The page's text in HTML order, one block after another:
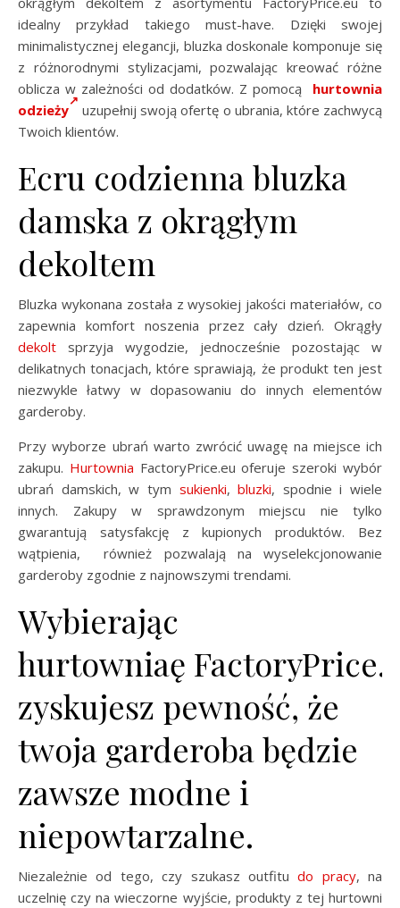
idealny przykład takiego must-have. Dzięki swojej
minimalistycznej elegancji, bluzka doskonale komponuje się
z różnorodnymi stylizacjami, pozwalając kreować różne
oblicza w zależności od dodatków. Z pomocą hurtownia
odzieży
uzupełnij swoją ofertę o ubrania, które zachwycą
Twoich klientów.
Ecru codzienna bluzka
damska z okrągłym
dekoltem
Bluzka wykonana została z wysokiej jakości materiałów, co
zapewnia komfort noszenia przez cały dzień. Okrągły
dekolt sprzyja wygodzie, jednocześnie pozostając w
delikatnych tonacjach, które sprawiają, że produkt ten jest
niezwykle łatwy w dopasowaniu do innych elementów
garderoby.
Przy wyborze ubrań warto zwrócić uwagę na miejsce ich
zakupu. Hurtownia FactoryPrice.eu oferuje szeroki wybór
ubrań damskich, w tym sukienki,bluzki, spodnie i wiele
innych. Zakupy w sprawdzonym miejscu nie tylko
gwarantują satysfakcję z kupionych produktów. Bez
wątpienia, również pozwalają na wyselekcjonowanie
garderoby zgodnie z najnowszymi trendami.
Wybierając
hurtowniaę
zyskujesz pewność, że
twoja garderoba będzie
zawsze modne i
niepowtarzalne.
Niezależnie od tego, czy szukasz outfitudo pracy, na
uczelnię czy na wieczorne wyjście, produkty z tej hurtowni